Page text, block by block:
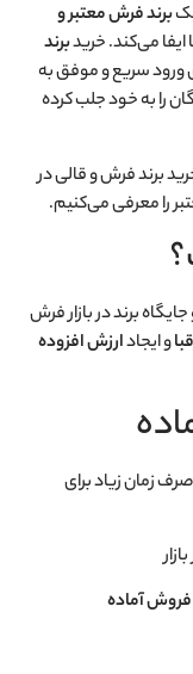
برند فرش معتبر و
می‌کند. خریدبرند
ورود سریع و موفق به
را به خود جلب کرده
برند فرش و قالی در
را معرفی می‌کنیم.
برند در بازار فرش
و ایجادارزش افزوده
زمان زیاد برای
آماده